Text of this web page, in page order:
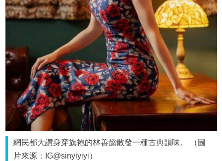
網民都大讚身穿旗袍的林善懿散發一種古典韻味。 （圖
片來源：IG@sinyiyiyi）